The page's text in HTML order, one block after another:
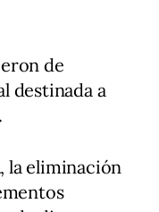
de
destinada a
, la eliminación